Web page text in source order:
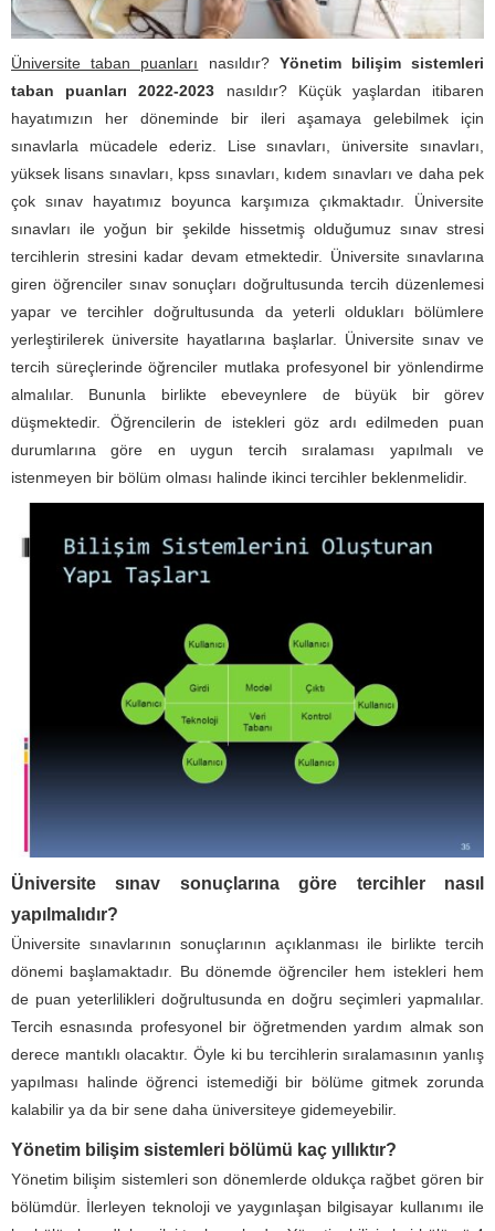
Üniversite taban puanları nasıldır? Yönetim bilişim sistemleri
taban puanları 2022-2023 nasıldır? Küçük yaşlardan itibaren
hayatımızın her döneminde bir ileri aşamaya gelebilmek için
sınavlarla mücadele ederiz. Lise sınavları, üniversite sınavları,
yüksek lisans sınavları, kpss sınavları, kıdem sınavları ve daha pek
çok sınav hayatımız boyunca karşımıza çıkmaktadır. Üniversite
sınavları ile yoğun bir şekilde hissetmiş olduğumuz sınav stresi
tercihlerin stresini kadar devam etmektedir. Üniversite sınavlarına
giren öğrenciler sınav sonuçları doğrultusunda tercih düzenlemesi
yapar ve tercihler doğrultusunda da yeterli oldukları bölümlere
yerleştirilerek üniversite hayatlarına başlarlar. Üniversite sınav ve
tercih süreçlerinde öğrenciler mutlaka profesyonel bir yönlendirme
almalılar. Bununla birlikte ebeveynlere de büyük bir görev
düşmektedir. Öğrencilerin de istekleri göz ardı edilmeden puan
durumlarına göre en uygun tercih sıralaması yapılmalı ve
istenmeyen bir bölüm olması halinde ikinci tercihler beklenmelidir.
Üniversite sınav sonuçlarına göre tercihler nasıl
yapılmalıdır?
Üniversite sınavlarının sonuçlarının açıklanması ile birlikte tercih
dönemi başlamaktadır. Bu dönemde öğrenciler hem istekleri hem
de puan yeterlilikleri doğrultusunda en doğru seçimleri yapmalılar.
Tercih esnasında profesyonel bir öğretmenden yardım almak son
derece mantıklı olacaktır. Öyle ki bu tercihlerin sıralamasının yanlış
yapılması halinde öğrenci istemediği bir bölüme gitmek zorunda
kalabilir ya da bir sene daha üniversiteye gidemeyebilir.
Yönetim bilişim sistemleri bölümü kaç yıllıktır?
Yönetim bilişim sistemleri son dönemlerde oldukça rağbet gören bir
bölümdür. İlerleyen teknoloji ve yaygınlaşan bilgisayar kullanımı ile